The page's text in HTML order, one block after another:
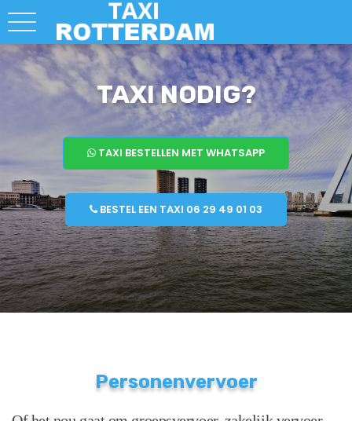
TAXI NODIG?
TAXI BESTELLEN MET WHATSAPP
BESTEL EEN TAXI 06 29 49 01 03
Personenvervoer